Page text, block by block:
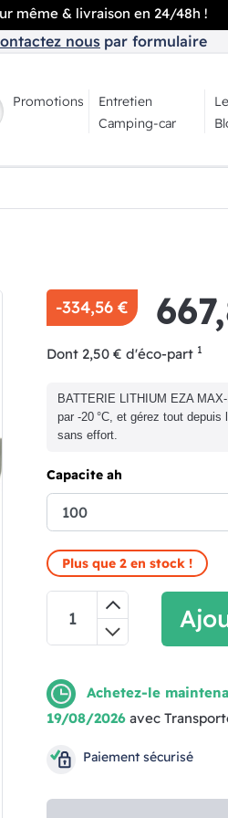
même & livraison en 24/48h !
nous par formulaire
Promotions
Entretien
Camping-car
Le
-334,56 €
Dont 2,50 € d'éco-part 1
BATTERIE LITHIUM EZA
par -20 °C, et gérez tout depuis
sans effort.
Capacite ah
Plus que 2 en stock !
Achetez-le
19/08/2026 avec
Paiement sécurisé